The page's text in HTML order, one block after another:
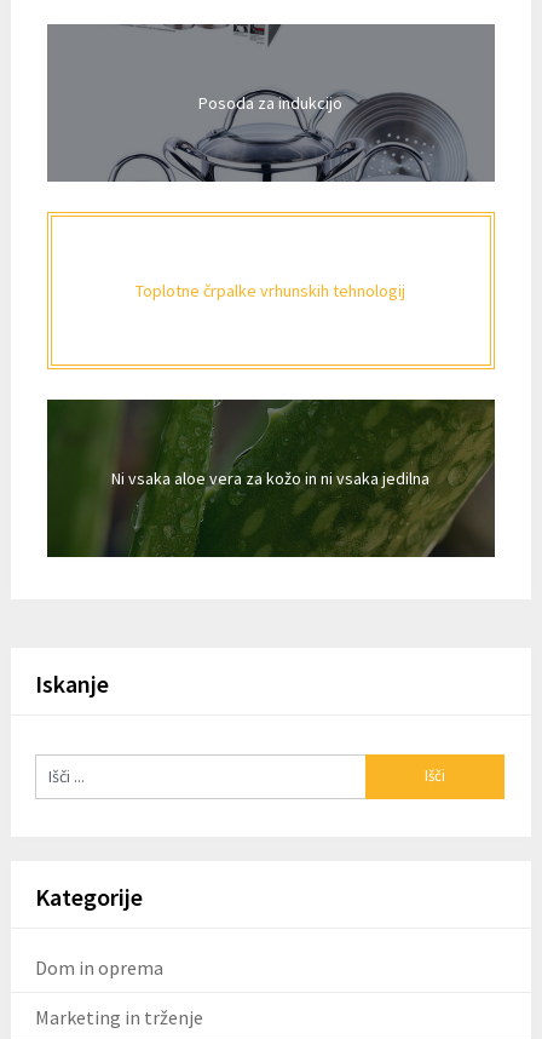
Posoda za indukcijo
Toplotne črpalke vrhunskih tehnologij
Ni vsaka aloe vera za kožo in ni vsaka jedilna
Iskanje
Kategorije
Dom in oprema
Marketing in trženje